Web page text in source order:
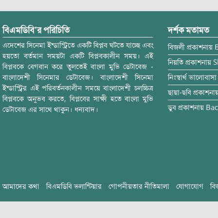
বিএমডিবি’র পরিচিতি
এদেশের সিনেমা ইন্ডাস্ট্রিতে একটি বিপ্লব ঘটতে যাচ্ছে এবং
হয়তো বর্তমান সময়টা একটি বিপ্লবকালীন সময়। এই
বিপ্লবকে বেগবান করে তুলতেই বাংলা মুভি ডেটাবেজ -
বাংলাদেশী সিনেমার ডেটাবেজ। বাংলাদেশী সিনেমা
ইন্ডাস্ট্রির এই পরিবর্তনকালীন সময়ে বাংলাদেশী চলচ্চিত্র
বিপ্লবকে অনুভব করতে, বিপ্লবের সাক্ষী হতে বাংলা মুভি
ডেটাবেজ এর সাথে থাকুন। ধন্যবাদ।
দর্শক মতামত
বিজলী প্রকাশনায়
নিয়তি প্রকাশনায়
নিঃস্বার্থ ভালোবাসা
ছায়া-ছবি
ডুব প্রকাশনায়
আমাদের কথা বিএমডিবি ভলান্টিয়ার গোপনীয়তার নীতিমালা যোগাযোগ